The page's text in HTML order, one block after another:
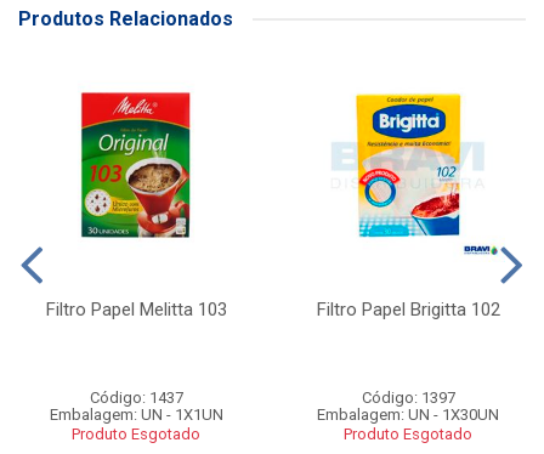
Produtos Relacionados
Filtro Papel Melitta 103
Código: 1437
Embalagem: UN - 1X1UN
Produto Esgotado
Filtro Papel Brigitta 102
Código: 1397
Embalagem: UN - 1X30UN
Produto Esgotado